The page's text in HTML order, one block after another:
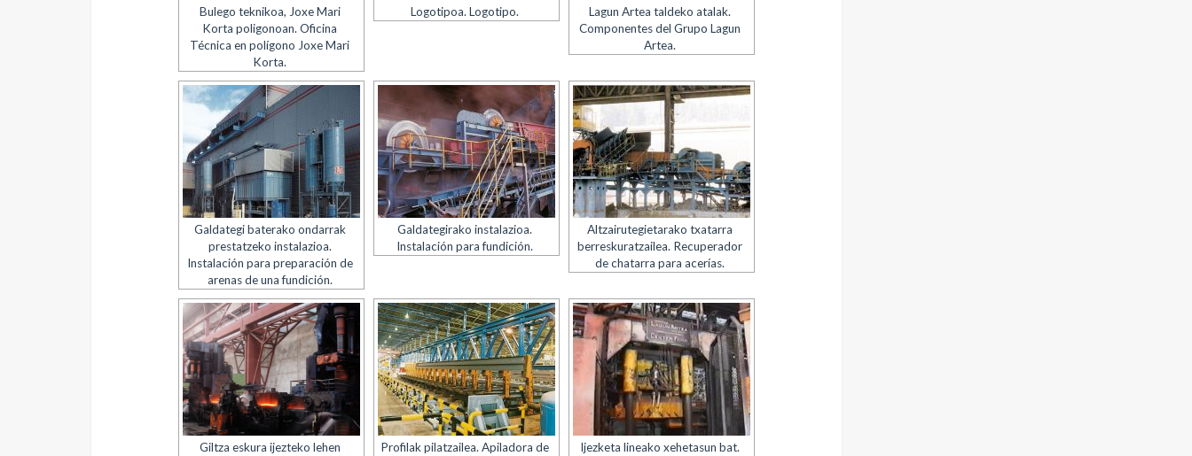
Bulego teknikoa, Joxe Mari
Korta poligonoan. Oficina
Técnica en polígono Joxe Mari
Korta.
Logotipoa. Logotipo.
Lagun Artea taldeko atalak.
Componentes del Grupo Lagun
Artea.
Galdategi baterako ondarrak
prestatzeko instalazioa.
Instalación para preparación de
arenas de una fundición.
Galdategirako instalazioa.
Instalación para fundición.
Altzairutegietarako txatarra
berreskuratzailea. Recuperador
de chatarra para acerías.
Giltza eskura ijezteko lehen
Profilak pilatzailea. Apiladora de
Ijezketa lineako xehetasun bat.